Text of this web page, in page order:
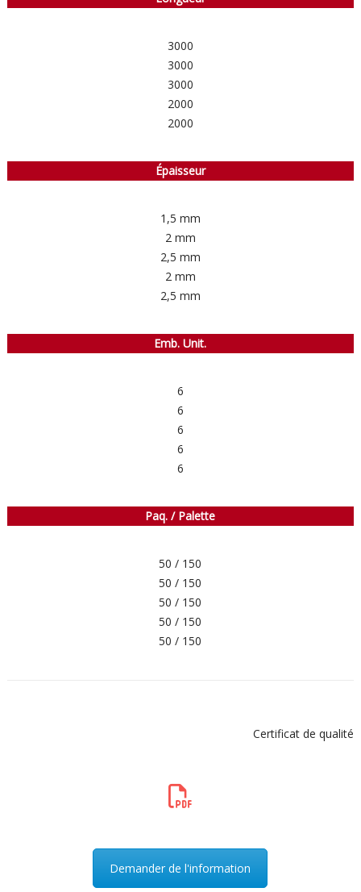
3000
3000
3000
2000
2000
Épaisseur
1,5 mm
2 mm
2,5 mm
2 mm
2,5 mm
Emb. Unit.
6
6
6
6
6
Paq. / Palette
50 / 150
50 / 150
50 / 150
50 / 150
50 / 150
Certificat de qualité
Demander de l'information